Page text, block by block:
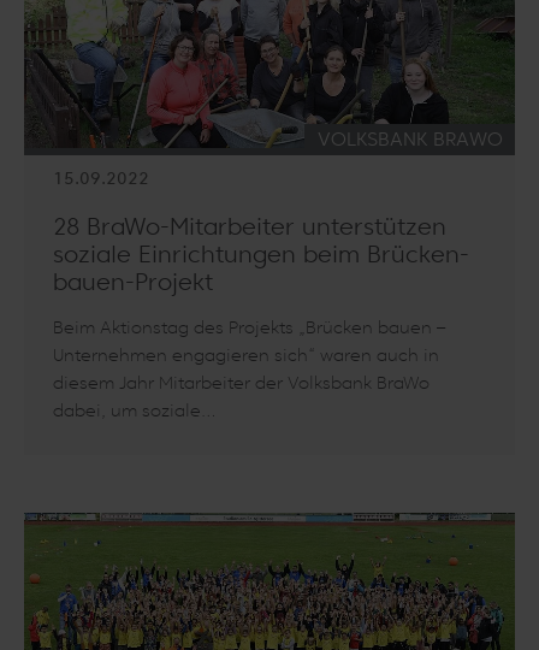
KATEGORIE:
VOLKSBANK BRAWO
15.09.2022
28 BraWo-Mitarbeiter unterstützen
soziale Einrichtungen beim Brücken-
bauen-Projekt
Beim Aktionstag des Projekts „Brücken bauen –
Unternehmen engagieren sich“ waren auch in
diesem Jahr Mitarbeiter der Volksbank BraWo
dabei, um soziale…